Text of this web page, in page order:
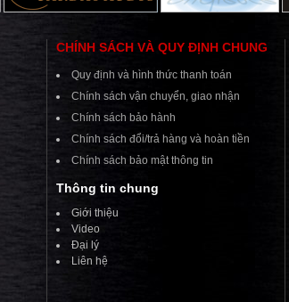
CHÍNH SÁCH VÀ QUY ĐỊNH CHUNG
Quy định và hình thức thanh toán
Chính sách vận chuyển, giao nhận
Chính sách bảo hành
Chính sách đổi/trả hàng và hoàn tiền
Chính sách bảo mật thông tin
Thông tin chung
Giới thiệu
Video
Đại lý
Liên hệ